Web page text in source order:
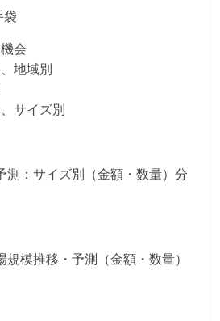
袋
会
地域別
サイズ別
測：サイズ別（金額・数量）分
規模推移・予測（金額・数量）